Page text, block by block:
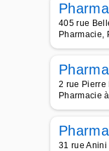
405 rue
Pharmacie,
2 rue Pierre
Pharmacie
31 rue Anini